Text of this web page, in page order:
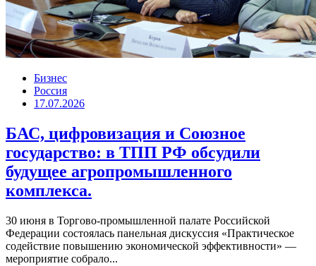
Бизнес
Россия
17.07.2026
БАС, цифровизация и Союзное
государство: в ТПП РФ обсудили
будущее агропромышленного
комплекса.
30 июня в Торгово-промышленной палате Российской
Федерации состоялась панельная дискуссия «Практическое
содействие повышению экономической эффективности» —
мероприятие собрало...